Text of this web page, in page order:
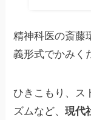
精神科医の斎藤
義形式でかみく
ひきこもり、ス
ズムなど、現代